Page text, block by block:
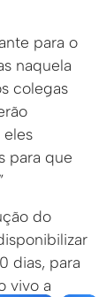
para o
naquela
colegas
para que
do
dias, para
vivo a